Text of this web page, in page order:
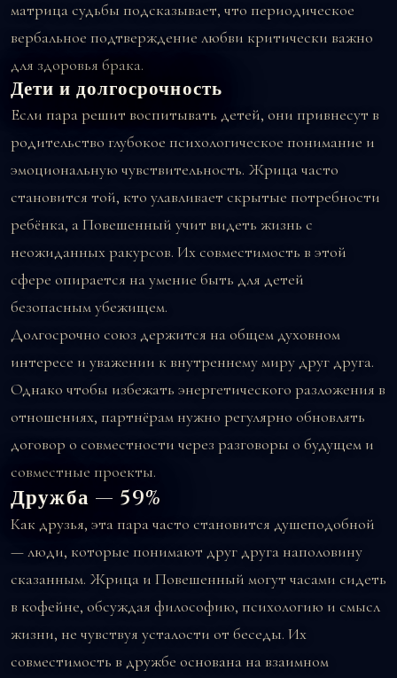
матрица судьбы подсказывает, что периодическое
вербальное подтверждение любви критически важно
для здоровья брака.
Дети и долгосрочность
Если пара решит воспитывать детей, они привнесут в
родительство глубокое психологическое понимание и
эмоциональную чувствительность. Жрица часто
становится той, кто улавливает скрытые потребности
ребёнка, а Повешенный учит видеть жизнь с
неожиданных ракурсов. Их совместимость в этой
сфере опирается на умение быть для детей
безопасным убежищем.
Долгосрочно союз держится на общем духовном
интересе и уважении к внутреннему миру друг друга.
Однако чтобы избежать энергетического разложения в
отношениях, партнёрам нужно регулярно обновлять
договор о совместности через разговоры о будущем и
совместные проекты.
Дружба — 59%
Как друзья, эта пара часто становится душеподобной
— люди, которые понимают друг друга наполовину
сказанным. Жрица и Повешенный могут часами сидеть
в кофейне, обсуждая философию, психологию и смысл
жизни, не чувствуя усталости от беседы. Их
совместимость в дружбе основана на взаимном